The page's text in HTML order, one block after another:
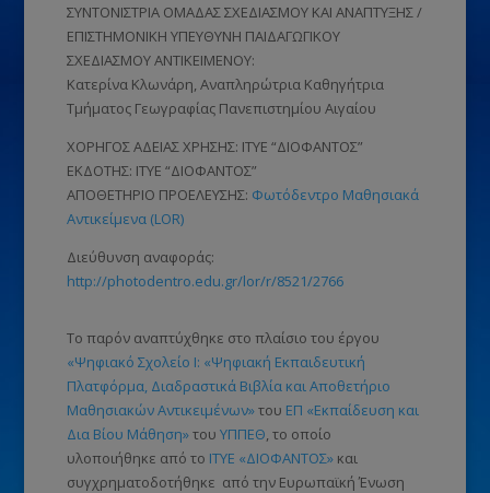
ΣΥΝΤΟΝΙΣΤΡΙΑ ΟΜΑΔΑΣ ΣΧΕΔΙΑΣΜΟΥ ΚΑΙ ΑΝΑΠΤΥΞΗΣ /
ΕΠΙΣΤΗΜΟΝΙΚΗ ΥΠΕΥΘΥΝΗ ΠΑΙΔΑΓΩΓΙΚΟΥ
ΣΧΕΔΙΑΣΜΟΥ ΑΝΤΙΚΕΙΜΕΝΟΥ:
Κατερίνα Κλωνάρη, Αναπληρώτρια Καθηγήτρια
Τμήματος Γεωγραφίας Πανεπιστημίου Αιγαίου
ΧΟΡΗΓΟΣ ΑΔΕΙΑΣ ΧΡΗΣΗΣ: ΙΤΥΕ “ΔΙΟΦΑΝΤΟΣ”
ΕΚΔΟΤΗΣ: ΙΤΥΕ “ΔΙΟΦΑΝΤΟΣ”
ΑΠΟΘΕΤΗΡΙΟ ΠΡΟΕΛΕΥΣΗΣ: Φωτόδεντρο Μαθησιακά
Αντικείμενα (LOR)
Διεύθυνση αναφοράς:
http://photodentro.edu.gr/lor/r/8521/2766
Το παρόν αναπτύχθηκε στο πλαίσιο του έργου
«Ψηφιακό Σχολείο Ι: «Ψηφιακή Εκπαιδευτική
Πλατφόρμα, Διαδραστικά Βιβλία και Αποθετήριο
Μαθησιακών Αντικειμένων»του ΕΠ «Εκπαίδευση και
Δια Βίου Μάθηση»του ΥΠΠΕΘ, το οποίο
υλοποιήθηκε από το ΙΤΥΕ «ΔΙΟΦΑΝΤΟΣ»και
συγχρηματοδοτήθηκε από την Ευρωπαϊκή Ένωση